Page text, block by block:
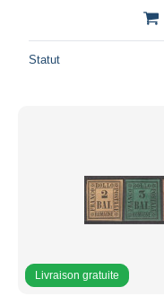
Statut
Livraison gratuite